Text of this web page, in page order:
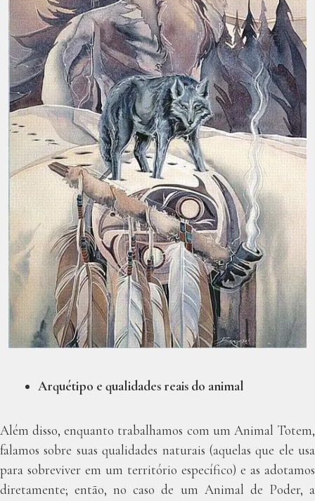
Arquétipo e qualidades reais do animal
Além disso, enquanto trabalhamos com um Animal Totem,
falamos sobre suas qualidades naturais (aquelas que ele usa
para sobreviver em um território específico) e as adotamos
diretamente; então, no caso de um Animal de Poder, a